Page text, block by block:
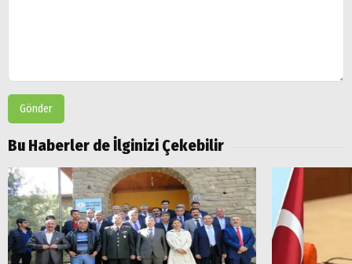
Gönder
Bu Haberler de İlginizi Çekebilir